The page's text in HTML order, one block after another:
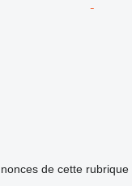
de cette rubrique